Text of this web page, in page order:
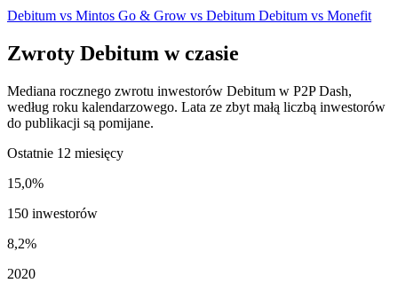
Debitum vs Mintos Go & Grow vs Debitum Debitum vs Monefit
Zwroty Debitum w czasie
Mediana rocznego zwrotu inwestorów Debitum w P2P Dash,
według roku kalendarzowego. Lata ze zbyt małą liczbą inwestorów
do publikacji są pomijane.
Ostatnie 12 miesięcy
15,0%
150 inwestorów
8,2%
2020